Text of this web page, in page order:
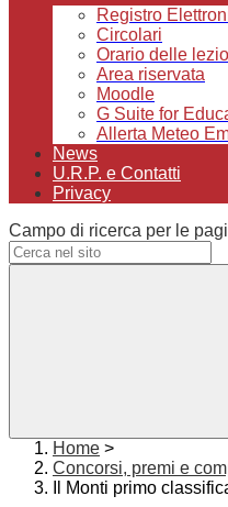
Registro
Circolari
Orario delle
Area riservata
Moodle
G Suite for
Allerta Meteo
News
U.R.P. e Contatti
Privacy
Campo di ricerca per le
Home >
Concorsi, premi e
Il Monti primo